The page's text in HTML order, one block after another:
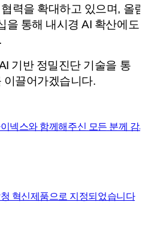
력을 확대하고 있으며, 올림
을 통해 내시경 AI 확산에도
기반 정밀진단 기술을 통
이끌어가겠습니다.
이넥스와 함께해주신 모든 분께 감
혁신제품으로 지정되었습니다